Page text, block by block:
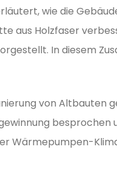
wie die
aus Holzfaser
In diesem
von Altbauten
besprochen
Wärmepumpen-